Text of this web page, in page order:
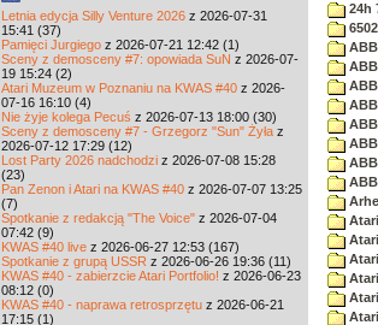
Letnia edycja Silly Venture 2026 z 2026-07-31
15:41 (37)
Pamięci Jurgiego z 2026-07-21 12:42 (1)
Sceny z demosceny #7: opowiada SuN z 2026-07-
19 15:24 (2)
Atari Muzeum w Poznaniu na KWAS #40 z 2026-
07-16 16:10 (4)
Nie żyje kolega Pecuś z 2026-07-13 18:00 (30)
Sceny z demosceny #7 - Grzegorz "Sun" Żyła z
2026-07-12 17:29 (12)
Lost Party 2026 nadchodzi z 2026-07-08 15:28
(23)
Pan Zenon i Atari na KWAS #40 z 2026-07-07 13:25
(7)
Spotkanie z redakcją "The Voice" z 2026-07-04
07:42 (9)
KWAS #40 live z 2026-06-27 12:53 (167)
Spotkanie z grupą USSR z 2026-06-26 19:36 (11)
KWAS #40 - zabierzcie Atari Portfolio! z 2026-06-23
08:12 (0)
KWAS #40 - naprawa retrosprzętu z 2026-06-21
17:15 (1)
24h